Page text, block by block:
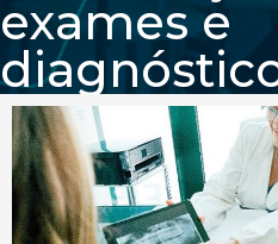
exames e